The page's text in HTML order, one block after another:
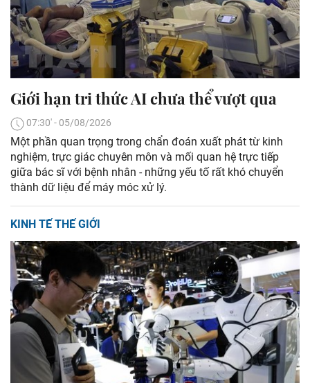
Giới hạn tri thức AI chưa thể vượt qua
07:30' - 05/08/2026
Một phần quan trọng trong chẩn đoán xuất phát từ kinh
nghiệm, trực giác chuyên môn và mối quan hệ trực tiếp
giữa bác sĩ với bệnh nhân - những yếu tố rất khó chuyển
thành dữ liệu để máy móc xử lý.
KINH TẾ THẾ GIỚI